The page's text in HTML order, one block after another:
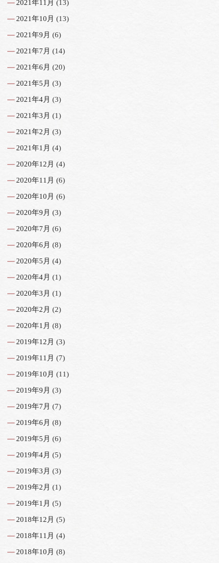
2021年11月 (13)
2021年10月 (13)
2021年9月 (6)
2021年7月 (14)
2021年6月 (20)
2021年5月 (3)
2021年4月 (3)
2021年3月 (1)
2021年2月 (3)
2021年1月 (4)
2020年12月 (4)
2020年11月 (6)
2020年10月 (6)
2020年9月 (3)
2020年7月 (6)
2020年6月 (8)
2020年5月 (4)
2020年4月 (1)
2020年3月 (1)
2020年2月 (2)
2020年1月 (8)
2019年12月 (3)
2019年11月 (7)
2019年10月 (11)
2019年9月 (3)
2019年7月 (7)
2019年6月 (8)
2019年5月 (6)
2019年4月 (5)
2019年3月 (3)
2019年2月 (1)
2019年1月 (5)
2018年12月 (5)
2018年11月 (4)
2018年10月 (8)